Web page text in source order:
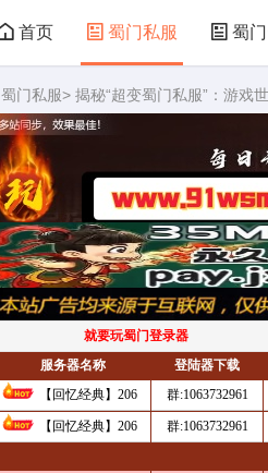
首页 蜀门私服 蜀
蜀门私服> 揭秘“超变蜀门私服”：游戏